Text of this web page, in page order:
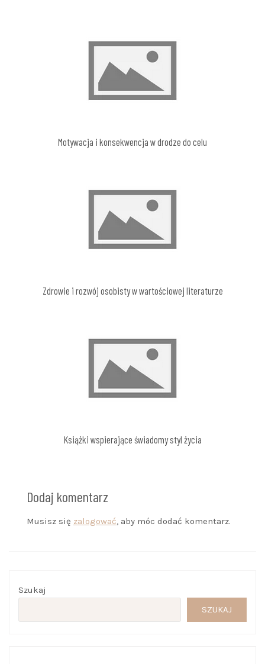
Motywacja i konsekwencja w drodze do celu
Zdrowie i rozwój osobisty w wartościowej literaturze
Książki wspierające świadomy styl życia
Dodaj komentarz
Musisz się zalogować, aby móc dodać komentarz.
Szukaj
SZUKAJ